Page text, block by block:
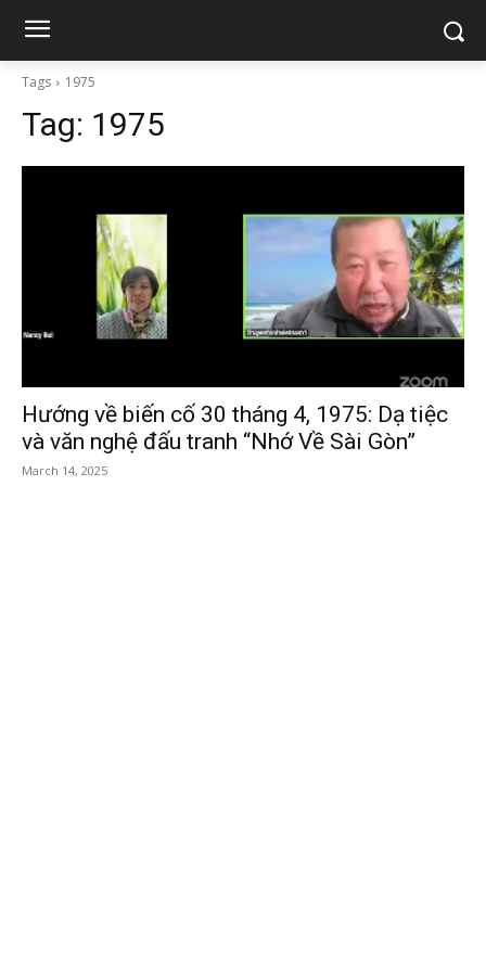
Tags 1975
Tag: 1975
Hướng về biến cố 30 tháng 4, 1975: Dạ tiệc
và văn nghệ đấu tranh “Nhớ Về Sài Gòn”
March 14, 2025